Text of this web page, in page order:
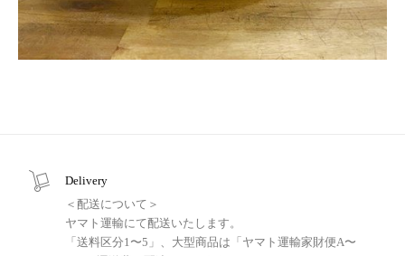
Delivery
＜配送について＞
ヤマト運輸にて配送いたします。
「送料区分1〜5」、大型商品は「ヤマト運輸家財便A〜